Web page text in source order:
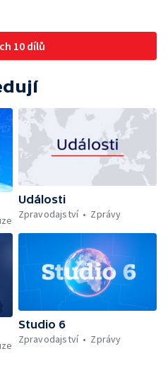
10 dílů
Události
Zpravodajství
Zprávy
Studio 6
Zpravodajství
Zprávy